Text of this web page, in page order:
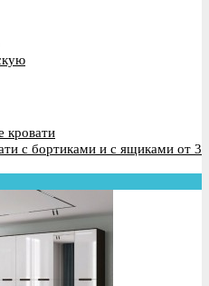
кровати
с бортиками и с ящиками от 3